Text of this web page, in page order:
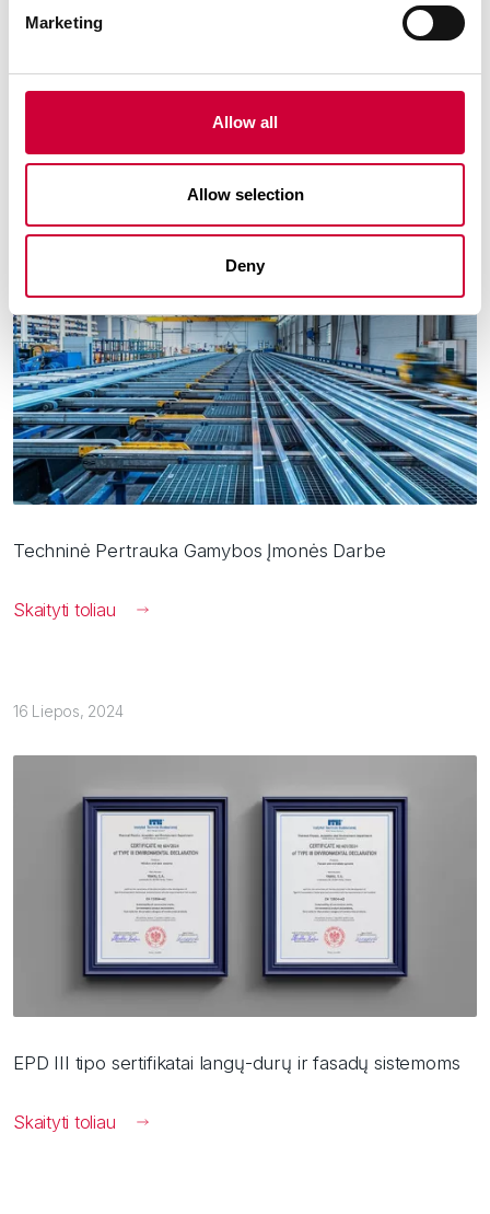
Marketing
Allow all
Allow selection
Deny
Yawal Constructor Atnaujinimas - 01.08.2024 | versija
su PLN ir EUR kainoraščiu
Skaityti toliau
Techninė Pertrauka Gamybos Įmonės Darbe
Skaityti toliau
16 Liepos, 2024
EPD III tipo sertifikatai langų-durų ir fasadų sistemoms
Skaityti toliau